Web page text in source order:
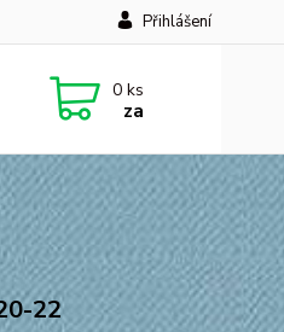
Přihlášení
0 ks
za
22